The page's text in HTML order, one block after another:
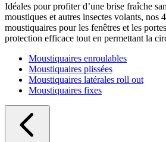
Idéales pour profiter d’une brise fraîche
moustiques et autres insectes volants, nos
moustiquaires pour les fenêtres et les
protection efficace tout en permettant la
Moustiquaires enroulables
Moustiquaires plissées
Moustiquaires latérales roll out
Moustiquaires fixes